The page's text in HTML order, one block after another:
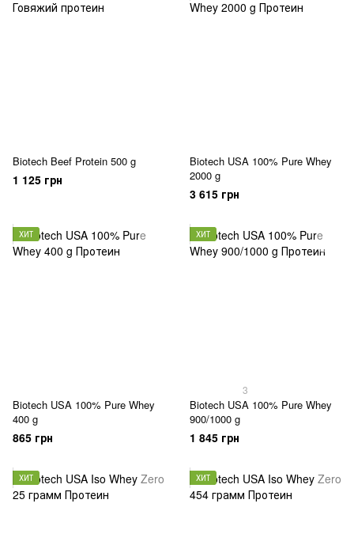
Biotech Beef Protein 500 g
1 125 грн
Biotech USA 100% Pure Whey
2000 g
3 615 грн
ХИТ
Biotech USA 100% Pure Whey
400 g
865 грн
ХИТ
3
Biotech USA 100% Pure Whey
900/1000 g
1 845 грн
ХИТ ХИТ